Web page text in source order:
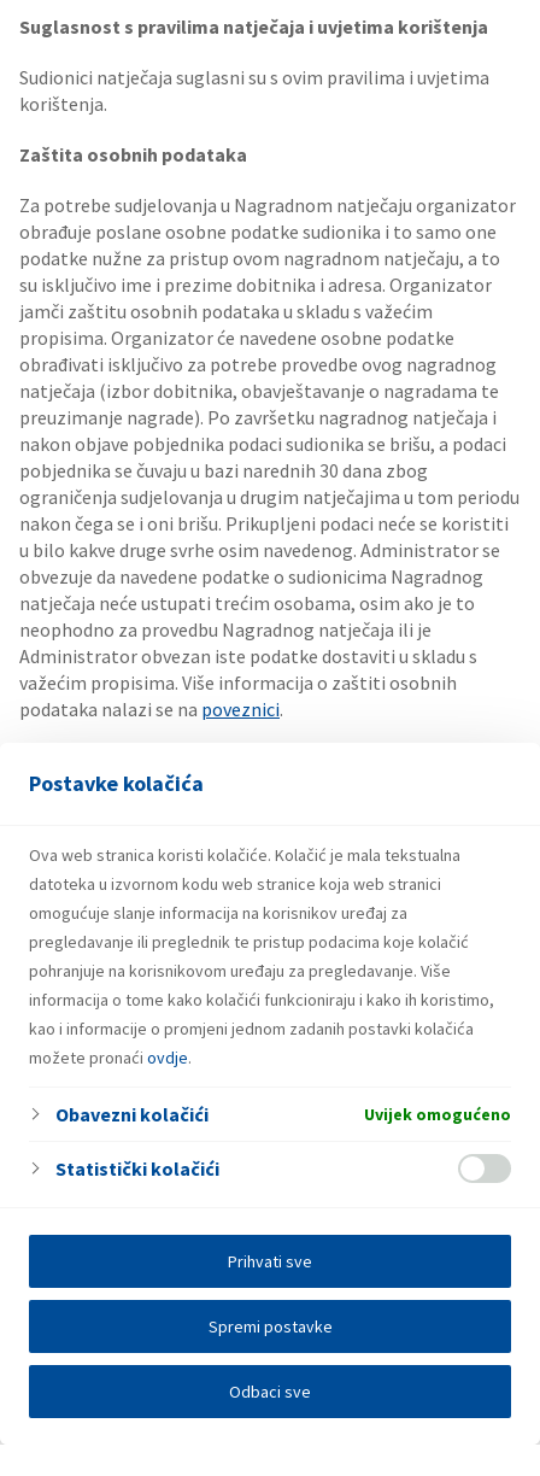
Postavke kolačića
Ova web stranica koristi kolačiće. Kolačić je mala tekstualna
datoteka u izvornom kodu web stranice koja web stranici
omogućuje slanje informacija na korisnikov uređaj za
pregledavanje ili preglednik te pristup podacima koje kolačić
pohranjuje na korisnikovom uređaju za pregledavanje. Više
informacija o tome kako kolačići funkcioniraju i kako ih koristimo,
kao i informacije o promjeni jednom zadanih postavki kolačića
možete pronaći ovdje.
Obavezni kolačići Uvijek omogućeno
Statistički kolačići
Odbaci sve
Spremi postavke
Prihvati sve
Suglasnost s pravilima natječaja i uvjetima korištenja
Sudionici natječaja suglasni su s ovim pravilima i uvjetima
korištenja.
Zaštita osobnih podataka
Za potrebe sudjelovanja u Nagradnom natječaju organizator
obrađuje poslane osobne podatke sudionika i to samo one
podatke nužne za pristup ovom nagradnom natječaju, a to
su isključivo ime i prezime dobitnika i adresa. Organizator
jamči zaštitu osobnih podataka u skladu s važećim
propisima. Organizator će navedene osobne podatke
obrađivati isključivo za potrebe provedbe ovog nagradnog
natječaja (izbor dobitnika, obavještavanje o nagradama te
preuzimanje nagrade). Po završetku nagradnog natječaja i
nakon objave pobjednika podaci sudionika se brišu, a podaci
pobjednika se čuvaju u bazi narednih 30 dana zbog
ograničenja sudjelovanja u drugim natječajima u tom periodu
nakon čega se i oni brišu. Prikupljeni podaci neće se koristiti
u bilo kakve druge svrhe osim navedenog. Administrator se
obvezuje da navedene podatke o sudionicima Nagradnog
natječaja neće ustupati trećim osobama, osim ako je to
neophodno za provedbu Nagradnog natječaja ili je
Administrator obvezan iste podatke dostaviti u skladu s
važećim propisima. Više informacija o zaštiti osobnih
podataka nalazi se na poveznici.
odvijanje natječaja, kao ni za dostupnost internet
poslužitelja. Instagram nije ni na koji način povezan s ovim
natječajem.